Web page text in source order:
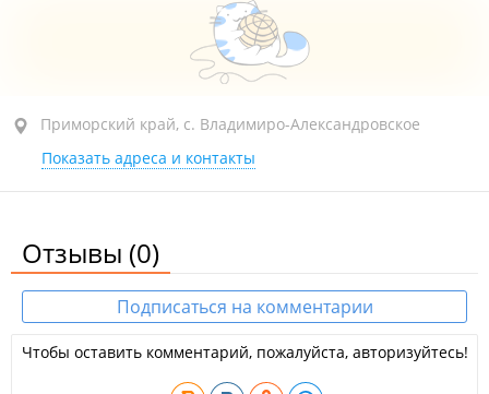
Приморский край, с. Владимиро-
Александровское, ул. Рихарда Зорге, 36Б
Приморский край, с. Владимиро-Александровское
Показать адреса и контакты
Отзывы (0)
Подписаться на комментарии
Чтобы оставить комментарий, пожалуйста, авторизуйтесь!